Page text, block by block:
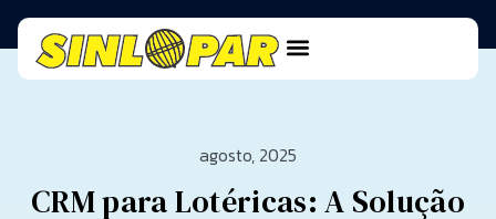
agosto, 2025
CRM para Lotéricas: A Solução